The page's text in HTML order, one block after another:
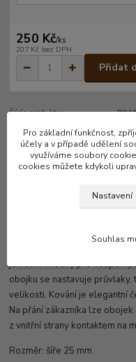
250 Kč/ks
207 Kč bez DPH
Přidat
Číslo produktu:
Kompletní
Obojky DeLUXE: jsou
nejkvalitnějších materiálů.
Speciální popruhovina je
je velmi vhodný pro koupání
obojku se nastavuje průvlaky,
velikosti. Kování je elegantní
Na přání zákazníka lze
z vnitřní strany kontaktem na
Rozměr: šíře 25 mm
Pro základní funkčnost,
účely a v případě udělení
využíváme soubory
cookies můžete kdykoli
Nastavení
Souhlas